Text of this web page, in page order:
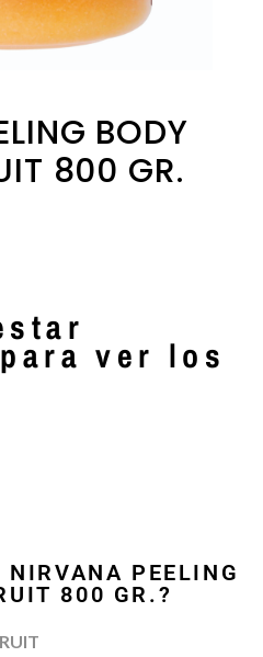
BODY
800 GR.
ver los
PEELING
800 GR.?